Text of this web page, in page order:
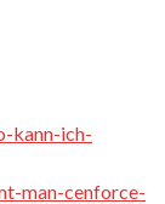
kann-ich-
man-cenforce-